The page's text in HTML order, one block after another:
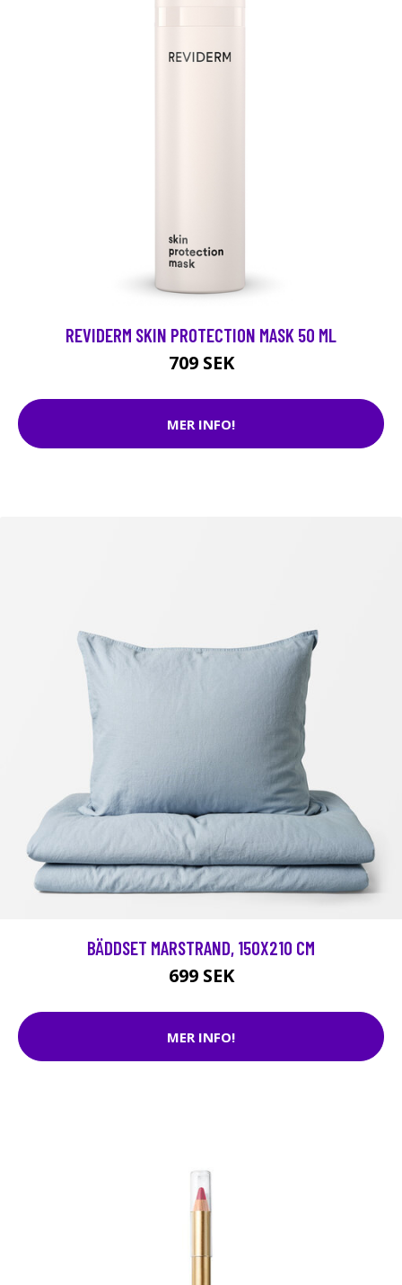
REVIDERM SKIN PROTECTION MASK 50 ML
709 SEK
MER INFO!
BÄDDSET MARSTRAND, 150X210 CM
699 SEK
MER INFO!